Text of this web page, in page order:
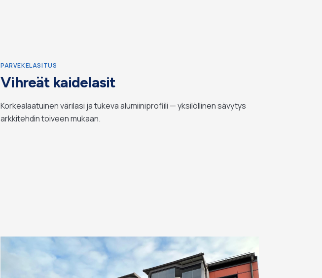
PARVEKELASITUS
Vihreät kaidelasit
Korkealaatuinen värilasi ja tukeva alumiiniprofiili — yksilöllinen sävytys
arkkitehdin toiveen mukaan.